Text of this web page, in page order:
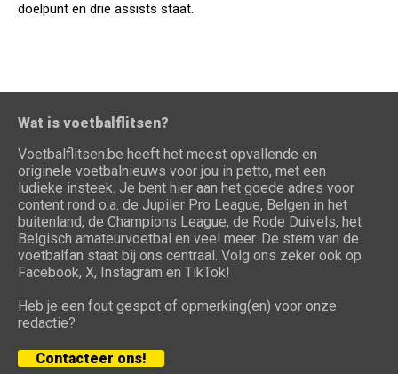
doelpunt en drie assists staat.
Wat is voetbalflitsen?
Voetbalflitsen.be heeft het meest opvallende en
originele voetbalnieuws voor jou in petto, met een
ludieke insteek. Je bent hier aan het goede adres voor
content rond o.a. de Jupiler Pro League, Belgen in het
buitenland, de Champions League, de Rode Duivels, het
Belgisch amateurvoetbal en veel meer. De stem van de
voetbalfan staat bij ons centraal. Volg ons zeker ook op
Facebook, X, Instagram en TikTok!
Heb je een fout gespot of opmerking(en) voor onze
redactie?
Contacteer ons!